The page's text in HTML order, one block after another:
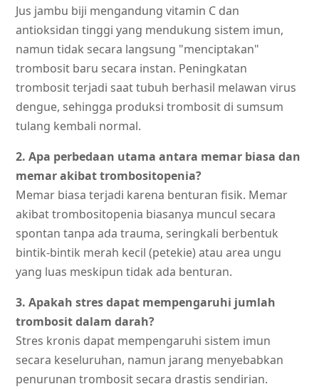
Jus jambu biji mengandung vitamin C dan
antioksidan tinggi yang mendukung sistem imun,
namun tidak secara langsung "menciptakan"
trombosit baru secara instan. Peningkatan
trombosit terjadi saat tubuh berhasil melawan virus
dengue, sehingga produksi trombosit di sumsum
tulang kembali normal.
2. Apa perbedaan utama antara memar biasa dan
memar akibat trombositopenia?
Memar biasa terjadi karena benturan fisik. Memar
akibat trombositopenia biasanya muncul secara
spontan tanpa ada trauma, seringkali berbentuk
bintik-bintik merah kecil (petekie) atau area ungu
yang luas meskipun tidak ada benturan.
3. Apakah stres dapat mempengaruhi jumlah
trombosit dalam darah?
Stres kronis dapat mempengaruhi sistem imun
secara keseluruhan, namun jarang menyebabkan
penurunan trombosit secara drastis sendirian.